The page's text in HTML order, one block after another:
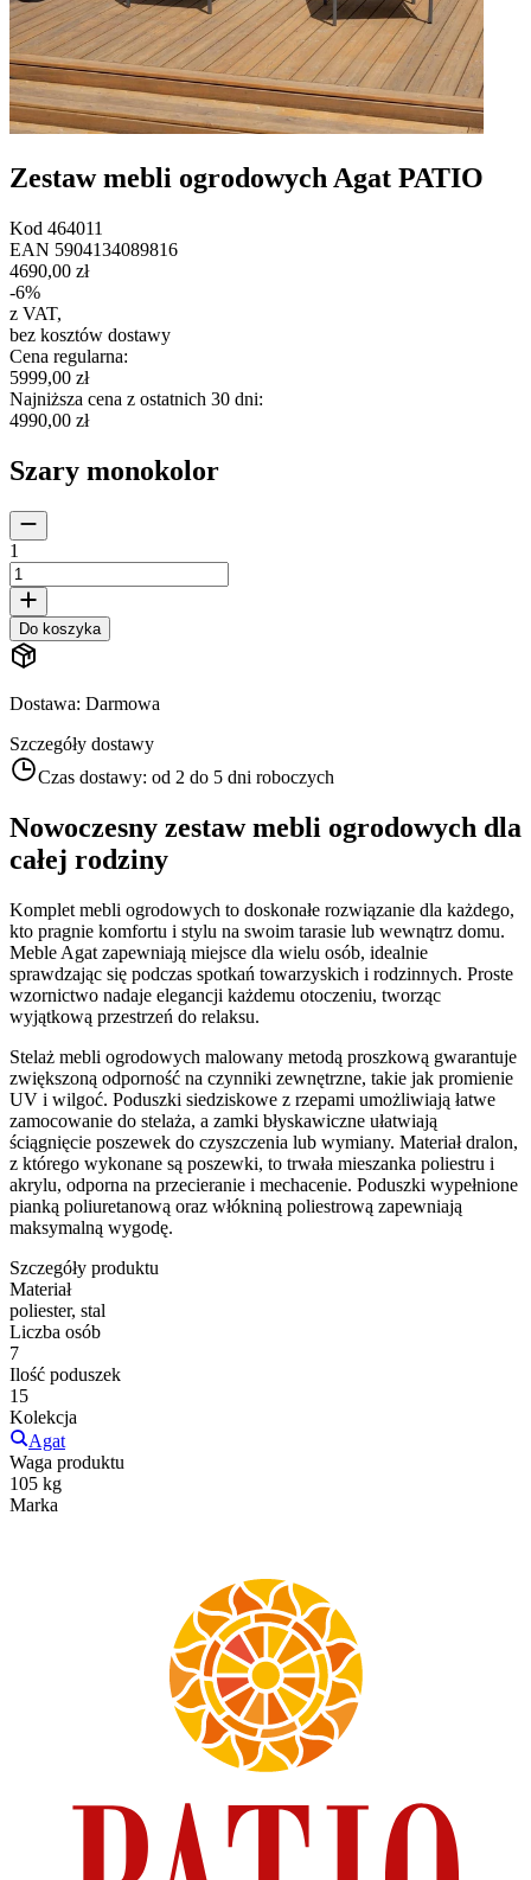
Zestaw mebli ogrodowych Agat PATIO
Kod 464011
EAN 5904134089816
4690,00 zł
-6%
z VAT,
bez kosztów dostawy
Cena regularna:
5999,00 zł
Najniższa cena z ostatnich 30 dni:
4990,00 zł
Szary monokolor
1
Do koszyka
Dostawa: Darmowa
Szczegóły dostawy
Czas dostawy: od 2 do 5 dni roboczych
Nowoczesny zestaw mebli ogrodowych dla
całej rodziny
Komplet mebli ogrodowych to doskonałe rozwiązanie dla każdego,
kto pragnie komfortu i stylu na swoim tarasie lub wewnątrz domu.
Meble Agat zapewniają miejsce dla wielu osób, idealnie
sprawdzając się podczas spotkań towarzyskich i rodzinnych. Proste
wzornictwo nadaje elegancji każdemu otoczeniu, tworząc
wyjątkową przestrzeń do relaksu.
Stelaż mebli ogrodowych malowany metodą proszkową gwarantuje
zwiększoną odporność na czynniki zewnętrzne, takie jak promienie
UV i wilgoć. Poduszki siedziskowe z rzepami umożliwiają łatwe
zamocowanie do stelaża, a zamki błyskawiczne ułatwiają
ściągnięcie poszewek do czyszczenia lub wymiany. Materiał dralon,
z którego wykonane są poszewki, to trwała mieszanka poliestru i
akrylu, odporna na przecieranie i mechacenie. Poduszki wypełnione
pianką poliuretanową oraz włókniną poliestrową zapewniają
maksymalną wygodę.
Szczegóły produktu
Materiał
poliester, stal
Liczba osób
7
Ilość poduszek
15
Kolekcja
Agat
Waga produktu
105 kg
Marka